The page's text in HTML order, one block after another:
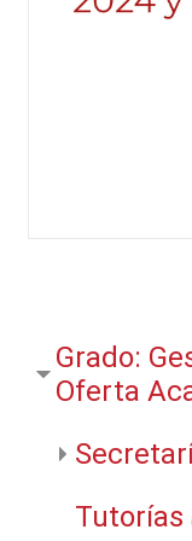
Grado:
Oferta
Tutorías